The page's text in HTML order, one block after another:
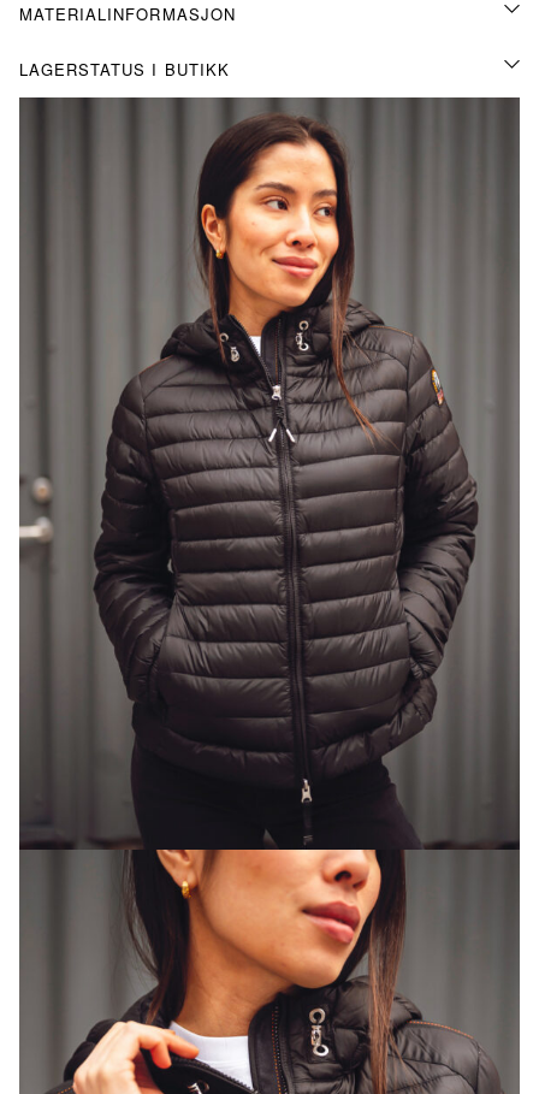
MATERIALINFORMASJON
LAGERSTATUS I BUTIKK